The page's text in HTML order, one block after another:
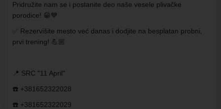
Pridružite nam se i postanite deo naše vesele plivačke
porodice! 😁💙
✅ Rezervišite mesto već danas i dodjite na besplatan probni,
prvi trening! 💪🏼
📍 SRC "11 April"
☎️ +381652322028
☎️ +381652322029